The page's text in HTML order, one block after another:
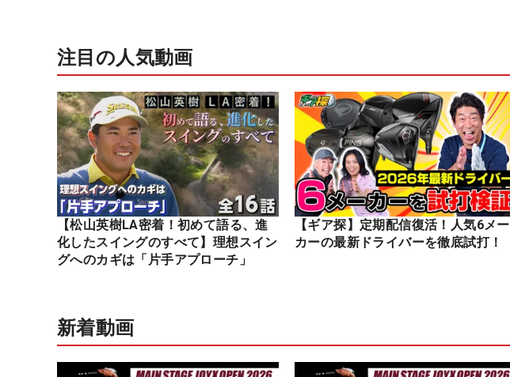
注目の人気動画
【松山英樹LA密着！初めて語る、進
化したスイングのすべて】理想スイン
グへのカギは「片手アプローチ」
【ギア探】定期配信復活！人気6メー
カーの最新ドライバーを徹底試打！
新着動画